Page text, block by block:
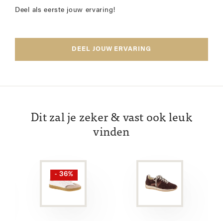
Deel als eerste jouw ervaring!
DEEL JOUW ERVARING
Dit zal je zeker & vast ook leuk
vinden
- 36%